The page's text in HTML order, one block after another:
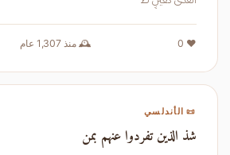
❤️ 0 🕰️ منذ 1,307 عام
📜 الأندلسي
شذ الذين تفردوا عنهم بمن